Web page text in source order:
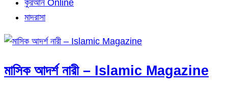
কুরআন Online
মাদরাসা
মাসিক আদর্শ নারী – Islamic Magazine